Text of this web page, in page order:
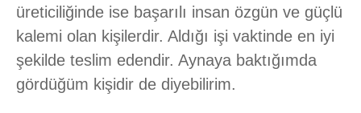
üreticiliğinde ise başarılı insan özgün ve güçlü
kalemi olan kişilerdir. Aldığı işi vaktinde en iyi
şekilde teslim edendir. Aynaya baktığımda
gördüğüm kişidir de diyebilirim.